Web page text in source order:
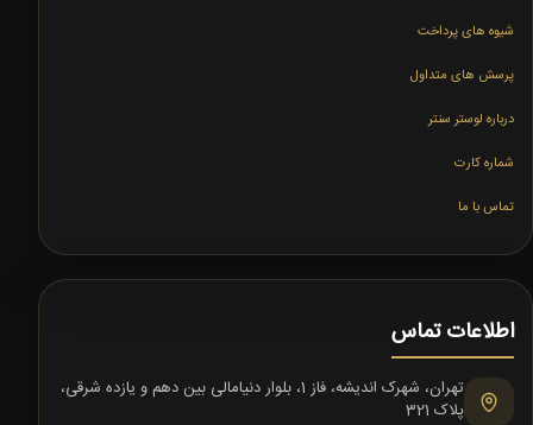
شیوه های پرداخت
پرسش های متداول
درباره لوستر سنتر
شماره کارت
تماس با ما
اطلاعات تماس
تهران، شهرک اندیشه، فاز 1، بلوار دنیامالی بین دهم و یازده شرقی،
پلاک 321